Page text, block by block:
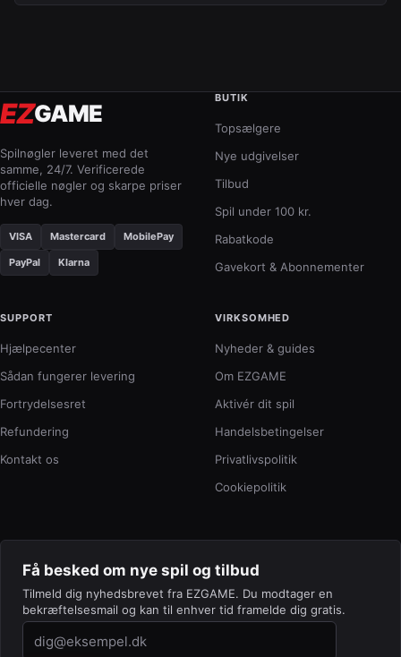
EZGAME
Spilnøgler leveret med det
samme, 24/7. Verificerede
officielle nøgler og skarpe priser
hver dag.
VISA Mastercard MobilePay
PayPal Klarna
BUTIK
Topsælgere
Nye udgivelser
Tilbud
Spil under 100 kr.
Rabatkode
Gavekort & Abonnementer
SUPPORT
Hjælpecenter
Sådan fungerer levering
Fortrydelsesret
Refundering
Kontakt os
VIRKSOMHED
Nyheder & guides
Om EZGAME
Aktivér dit spil
Handelsbetingelser
Privatlivspolitik
Cookiepolitik
Få besked om nye spil og tilbud
Tilmeld dig nyhedsbrevet fra EZGAME. Du modtager en
bekræftelsesmail og kan til enhver tid framelde dig gratis.